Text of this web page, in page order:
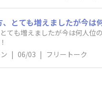
ても増えましたが今は何人
| 06/03 | フリートーク